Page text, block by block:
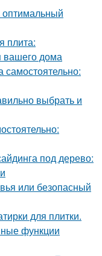
оптимальный
плита:
вашего дома
выбрать и
под дерево:
или безопасный
для плитки.
функции